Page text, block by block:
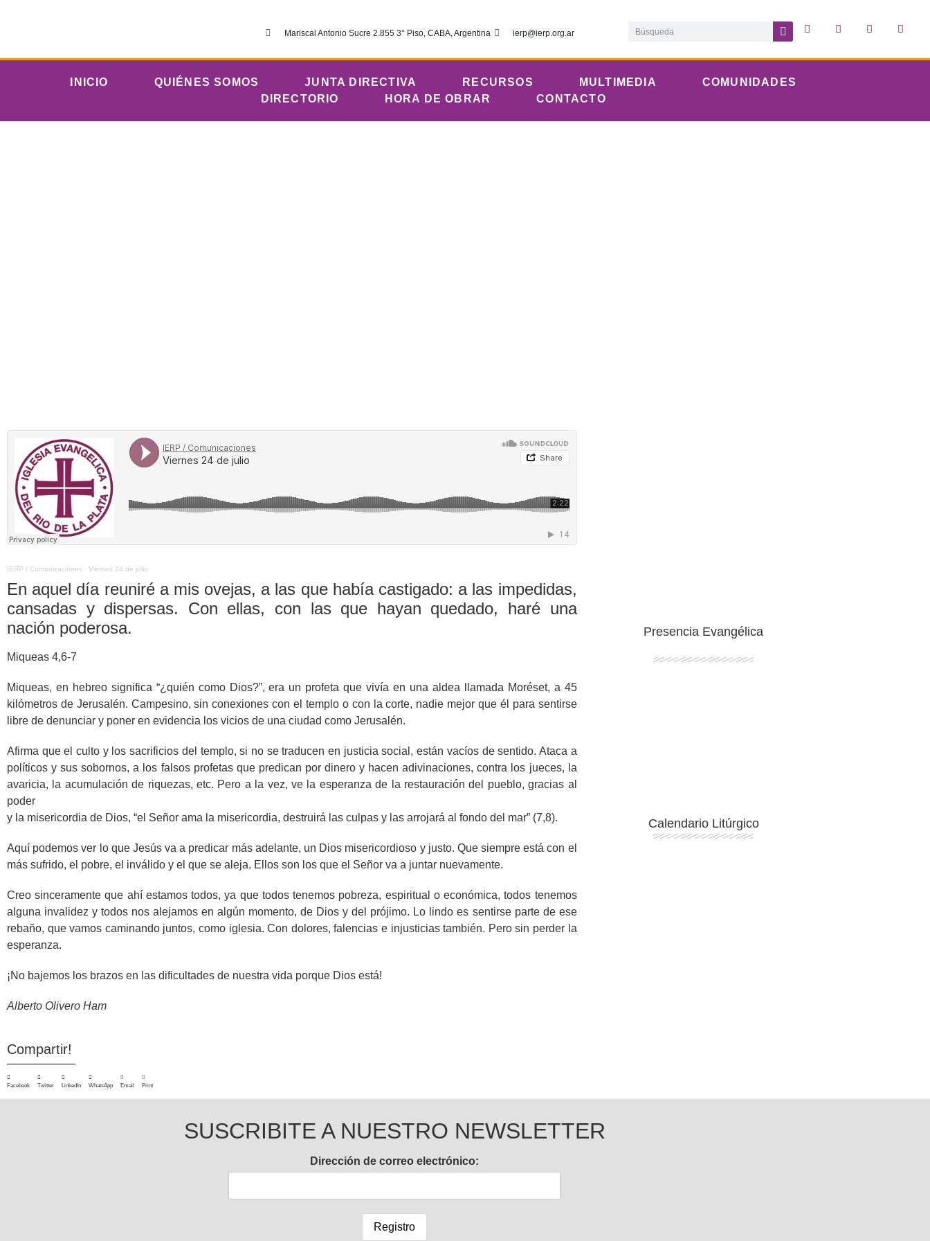
Mariscal Antonio Sucre 2.855 3° Piso, CABA, Argentina ierp@ierp.org.ar
INICIO QUIÉNES SOMOS JUNTA DIRECTIVA RECURSOS MULTIMEDIA
COMUNIDADES
DIRECTORIO
HORA DE OBRAR CONTACTO
IERP / Comunicaciones · Viernes 24 de julio
En aquel día reuniré a mis ovejas, a las que había castigado: a las impedidas,
cansadas y dispersas. Con ellas, con las que hayan quedado, haré una
nación poderosa.
Miqueas 4,6-7
Miqueas, en hebreo significa “¿quién como Dios?”, era un profeta que vivía en una aldea llamada Moréset, a 45
kilómetros de Jerusalén. Campesino, sin conexiones con el templo o con la corte, nadie mejor que él para sentirse
libre de denunciar y poner en evidencia los vicios de una ciudad como Jerusalén.
Afirma que el culto y los sacrificios del templo, si no se traducen en justicia social, están vacíos de sentido. Ataca a
políticos y sus sobornos, a los falsos profetas que predican por dinero y hacen adivinaciones, contra los jueces, la
avaricia, la acumulación de riquezas, etc. Pero a la vez, ve la esperanza de la restauración del pueblo, gracias al
poder
y la misericordia de Dios, “el Señor ama la misericordia, destruirá las culpas y las arrojará al fondo del mar” (7,8).
Aquí podemos ver lo que Jesús va a predicar más adelante, un Dios misericordioso y justo. Que siempre está con el
más sufrido, el pobre, el inválido y el que se aleja. Ellos son los que el Señor va a juntar nuevamente.
Creo sinceramente que ahí estamos todos, ya que todos tenemos pobreza, espiritual o económica, todos tenemos
alguna invalidez y todos nos alejamos en algún momento, de Dios y del prójimo. Lo lindo es sentirse parte de ese
rebaño, que vamos caminando juntos, como iglesia. Con dolores, falencias e injusticias también. Pero sin perder la
esperanza.
¡No bajemos los brazos en las dificultades de nuestra vida porque Dios está!
Alberto Olivero Ham
Compartir!
Facebook Twitter LinkedIn WhatsApp Email Print
Presencia Evangélica
Calendario Litúrgico
SUSCRIBITE A NUESTRO NEWSLETTER
Dirección de correo electrónico: